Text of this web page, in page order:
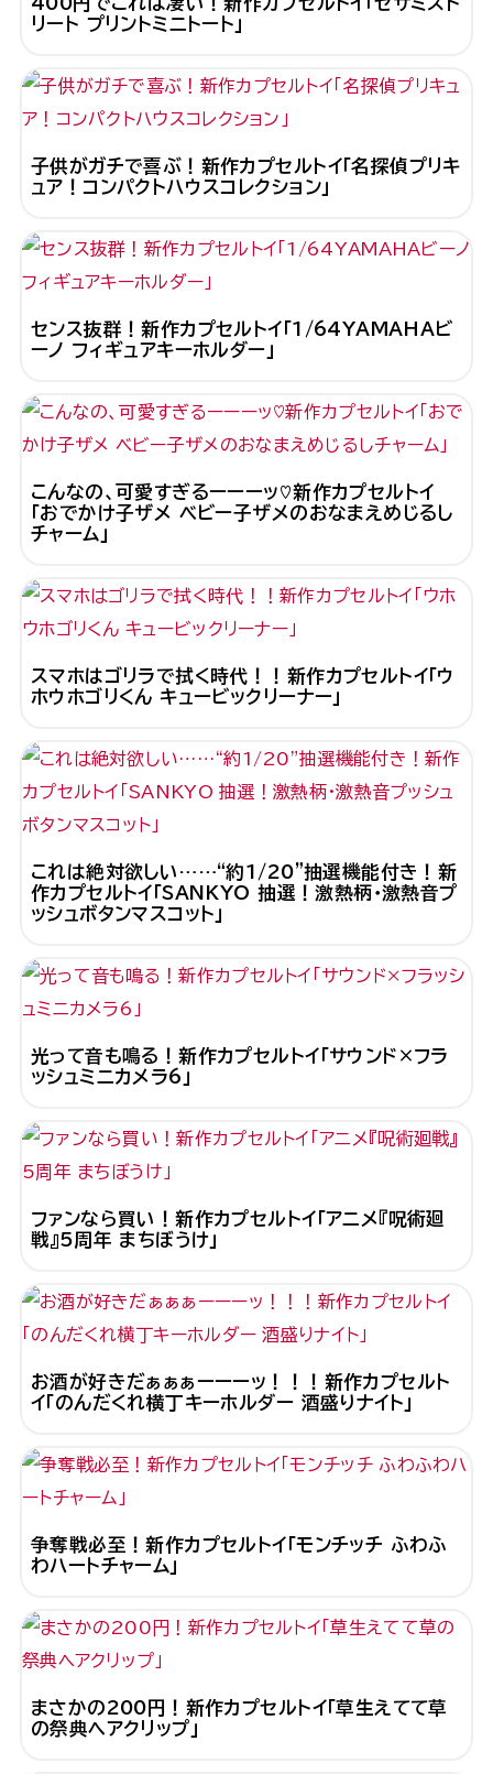
リート プリントミニトート」
子供がガチで喜ぶ！新作カプセルトイ「名探偵プリキ
ュア！コンパクトハウスコレクション」
センス抜群！新作カプセルトイ「1/64YAMAHAビ
ーノ フィギュアキーホルダー」
こんなの、可愛すぎるーーーッ♡新作カプセルトイ
「おでかけ子ザメ ベビー子ザメのおなまえめじるし
チャーム」
スマホはゴリラで拭く時代！！新作カプセルトイ「ウ
ホウホゴリくん キュービックリーナー」
これは絶対欲しい……“約1/20”抽選機能付き！新
作カプセルトイ「SANKYO 抽選！激熱柄・激熱音プ
ッシュボタンマスコット」
光って音も鳴る！新作カプセルトイ「サウンド×フラ
ッシュミニカメラ6」
ファンなら買い！新作カプセルトイ「アニメ『呪術廻
戦』5周年 まちぼうけ」
お酒が好きだぁぁぁーーーッ！！！新作カプセルト
イ「のんだくれ横丁キーホルダー 酒盛りナイト」
争奪戦必至！新作カプセルトイ「モンチッチ ふわふ
わハートチャーム」
まさかの200円！新作カプセルトイ「草生えてて草
の祭典ヘアクリップ」